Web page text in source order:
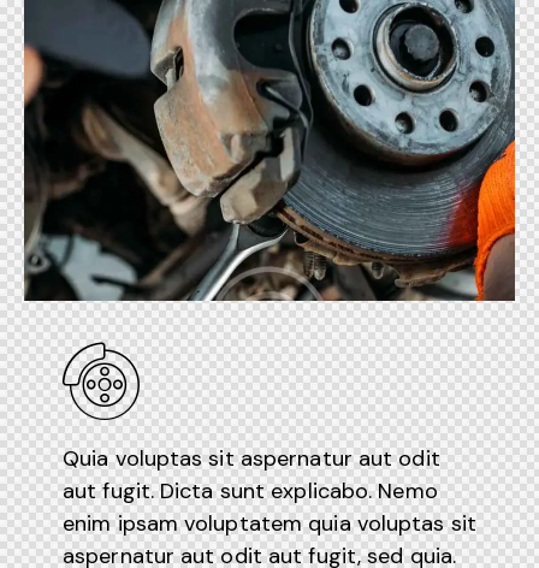
Quia voluptas sit aspernatur aut odit
aut fugit. Dicta sunt explicabo. Nemo
enim ipsam voluptatem quia voluptas sit
aspernatur aut odit aut fugit, sed quia.